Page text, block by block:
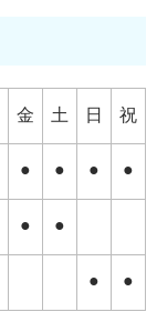
金 土 日 祝
● ● ● ●
● ●
● ●